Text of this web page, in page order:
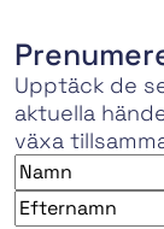
Upptäck de
aktuella
växa
Namn
Förnamn